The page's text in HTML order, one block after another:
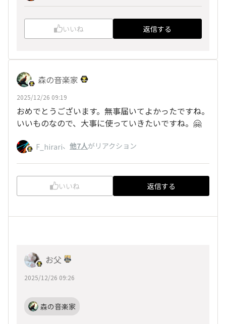
いいね 返信する
森の音楽家
2025/12/26 09:19
おめでとうございます。無事届いてよかったですね。
いいものなので、大事に使っていきたいですね。🤗
F_hirari、 他7人がリアクション
いいね 返信する
お父
2025/12/26 09:26
森の音楽家